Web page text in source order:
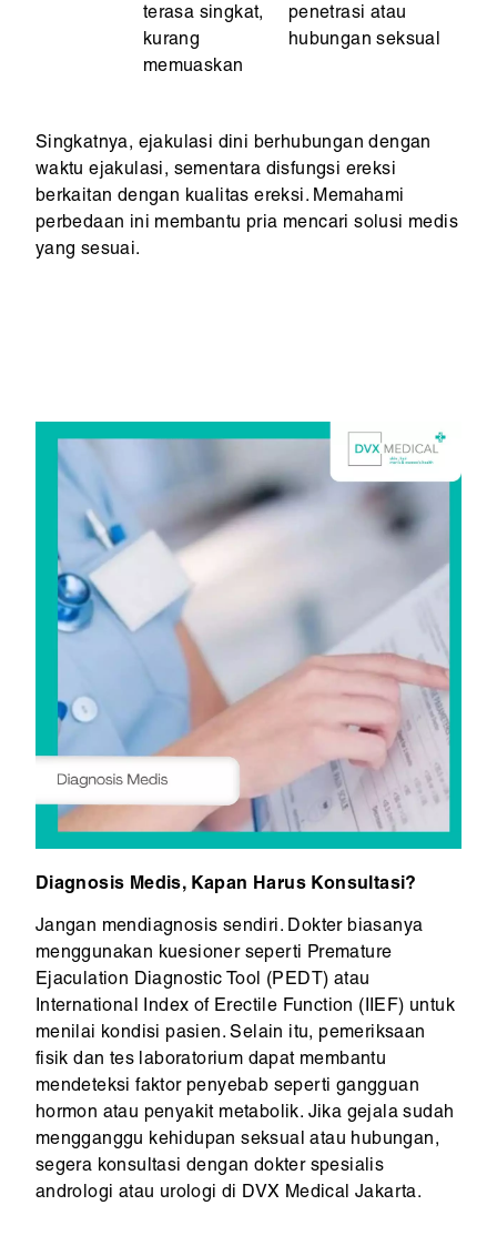
terasa singkat,
kurang
memuaskan
penetrasi atau
hubungan seksual
Singkatnya, ejakulasi dini berhubungan dengan
waktu ejakulasi, sementara disfungsi ereksi
berkaitan dengan kualitas ereksi. Memahami
perbedaan ini membantu pria mencari solusi medis
yang sesuai.
Diagnosis Medis, Kapan Harus Konsultasi?
Jangan mendiagnosis sendiri. Dokter biasanya
menggunakan kuesioner seperti Premature
Ejaculation Diagnostic Tool (PEDT) atau
International Index of Erectile Function (IIEF) untuk
menilai kondisi pasien. Selain itu, pemeriksaan
fisik dan tes laboratorium dapat membantu
mendeteksi faktor penyebab seperti gangguan
hormon atau penyakit metabolik. Jika gejala sudah
mengganggu kehidupan seksual atau hubungan,
segera konsultasi dengan dokter spesialis
andrologi atau urologi di DVX Medical Jakarta.